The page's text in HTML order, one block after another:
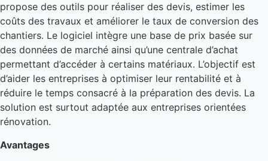
propose des outils pour réaliser des devis, estimer les
coûts des travaux et améliorer le taux de conversion des
chantiers. Le logiciel intègre une base de prix basée sur
des données de marché ainsi qu’une centrale d’achat
permettant d’accéder à certains matériaux. L’objectif est
d’aider les entreprises à optimiser leur rentabilité et à
réduire le temps consacré à la préparation des devis. La
solution est surtout adaptée aux entreprises orientées
rénovation.
Avantages